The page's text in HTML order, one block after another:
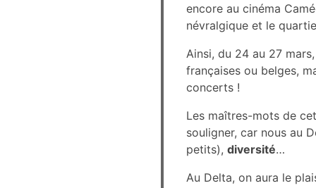
encore au cinéma
névralgique et le
Ainsi, du 24 au 27
françaises ou belges,
concerts !
Les maîtres-mots de
souligner, car nous au
petits), diversité…
Au Delta, on aura le